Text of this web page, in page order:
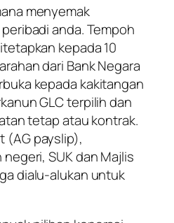
menyemak
anda. Tempoh
kepada 10
dari Bank Negara
kepada kakitangan
GLC terpilih dan
tetap atau kontrak.
(AG payslip),
SUK dan Majlis
dialu-alukan untuk